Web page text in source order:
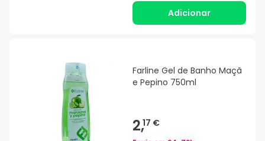
Adicionar
Farline Gel de Banho Maçã
e Pepino 750ml
2,17 €